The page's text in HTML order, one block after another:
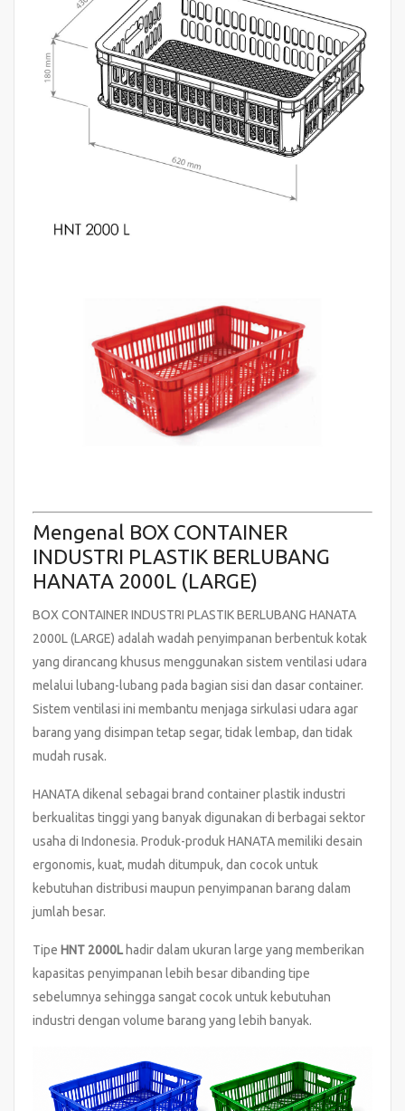
Mengenal BOX CONTAINER
INDUSTRI PLASTIK BERLUBANG
HANATA 2000L (LARGE)
BOX CONTAINER INDUSTRI PLASTIK BERLUBANG HANATA
2000L (LARGE) adalah wadah penyimpanan berbentuk kotak
yang dirancang khusus menggunakan sistem ventilasi udara
melalui lubang-lubang pada bagian sisi dan dasar container.
Sistem ventilasi ini membantu menjaga sirkulasi udara agar
barang yang disimpan tetap segar, tidak lembap, dan tidak
mudah rusak.
HANATA dikenal sebagai brand container plastik industri
berkualitas tinggi yang banyak digunakan di berbagai sektor
usaha di Indonesia. Produk-produk HANATA memiliki desain
ergonomis, kuat, mudah ditumpuk, dan cocok untuk
kebutuhan distribusi maupun penyimpanan barang dalam
jumlah besar.
Tipe HNT 2000L hadir dalam ukuran large yang memberikan
kapasitas penyimpanan lebih besar dibanding tipe
sebelumnya sehingga sangat cocok untuk kebutuhan
industri dengan volume barang yang lebih banyak.